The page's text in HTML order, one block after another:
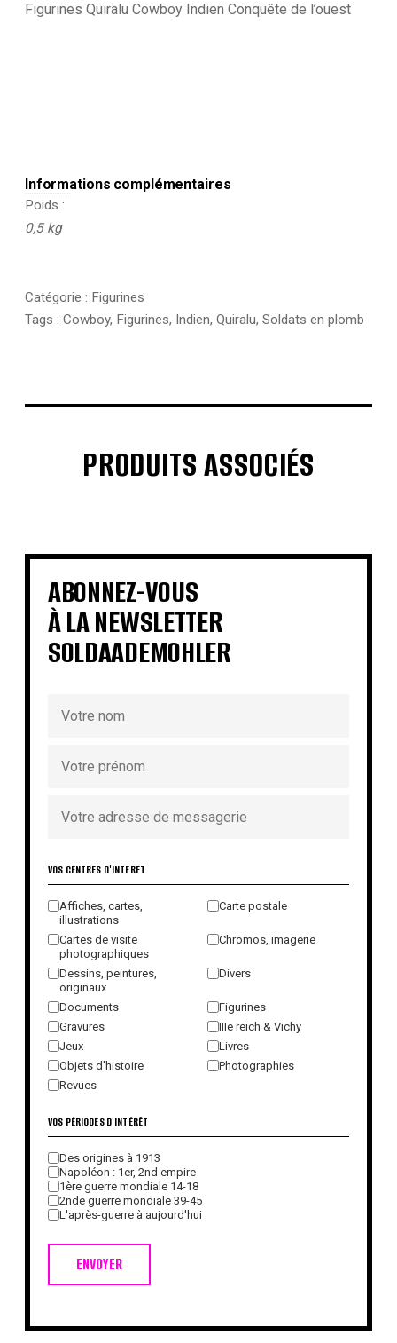
Figurines Quiralu Cowboy Indien Conquête de l’ouest
Informations complémentaires
Poids
0,5 kg
Catégorie : Figurines
Tags : Cowboy, Figurines, Indien, Quiralu, Soldats en plomb
PRODUITS ASSOCIÉS
€ €
€
€
€
ABONNEZ-VOUS
À LA NEWSLETTER
SOLDAADEMOHLER
VOS CENTRES D'INTÉRÊT
Affiches, cartes,
illustrations
Carte postale
Cartes de visite
photographiques
Chromos, imagerie
Dessins, peintures,
originaux
Divers
Documents
Figurines
Gravures
IIIe reich & Vichy
Jeux
Livres
Objets d'histoire
Photographies
Revues
ENVOYER
VOS PÉRIODES D'INTÉRÊT
Des origines à 1913
Napoléon : 1er, 2nd empire
1ère guerre mondiale 14-18
2nde guerre mondiale 39-45
L'après-guerre à aujourd'hui